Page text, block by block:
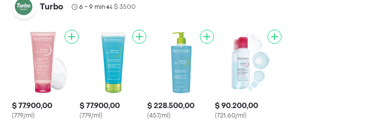
Turbo 6 - 9 min• $ 3500
$ 77.900,00
(779/ml)
$ 77.900,00
(779/ml)
$ 228.500,00
(457/ml)
$ 90.200,00
(721.60/ml)